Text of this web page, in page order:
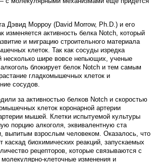
Дэвид Морроу (David Morrow, Ph.D.) и его
изменяется активность белка Notch, который
и миграцию строительного материала
клеток. Так как сосуды изредка
шире вовсе непьющих, ученые
блокирует белок Notch и тем самым
гладкомышечных клеток и
сосудов.
за активностью белков Notch и скоростью
клеток коронарной артерии
мышей. Клетки испытуемой культуры
порцию алкоголя, эквивалентную ста
выпитым взрослым человеком. Оказалось, что
каскад биохимических реакций, запускаемых
рецепторов, которые связываются с
клеточные изменения и